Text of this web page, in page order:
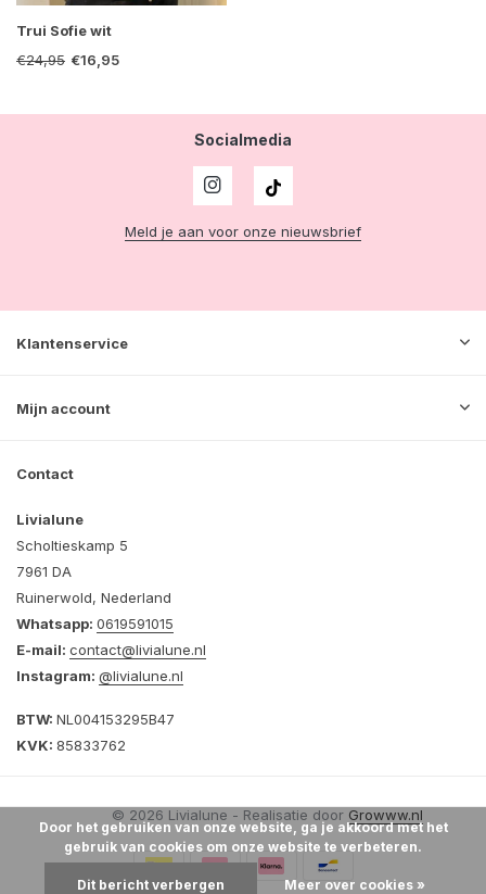
Trui Sofie wit
€24,95 €16,95
Socialmedia
Meld je aan voor onze nieuwsbrief
Klantenservice
Mijn account
Contact
Livialune
Scholtieskamp 5
7961 DA
Ruinerwold, Nederland
Whatsapp: 0619591015
E-mail: contact@livialune.nl
Instagram: @livialune.nl
BTW: NL004153295B47
KVK: 85833762
© 2026 Livialune - Realisatie door Growww.nl
Door het gebruiken van onze website, ga je akkoord met het
gebruik van cookies om onze website te verbeteren.
Dit bericht verbergen Meer over cookies »